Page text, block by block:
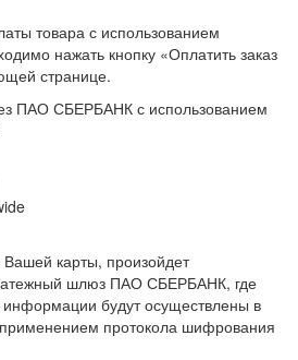
товара с использованием
нажать кнопку «Оплатить заказ
странице.
ПАО СБЕРБАНК с использованием
Вашей карты, произойдет
шлюз ПАО СБЕРБАНК, где
будут осуществлены в
протокола шифрования